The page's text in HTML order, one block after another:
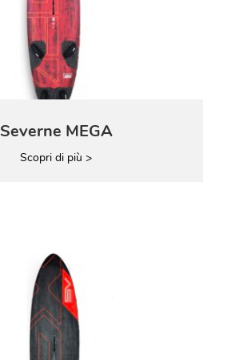
Severne MEGA
Scopri di più >